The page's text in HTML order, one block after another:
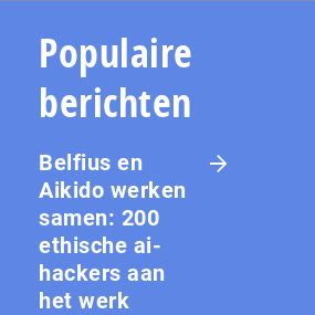
Populaire
berichten
Belfius en
Aikido werken
samen: 200
ethische ai-
hackers aan
het werk